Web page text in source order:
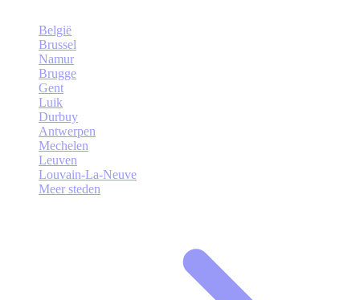
België
Brussel
Namur
Brugge
Gent
Luik
Durbuy
Antwerpen
Mechelen
Leuven
Louvain-La-Neuve
Meer steden